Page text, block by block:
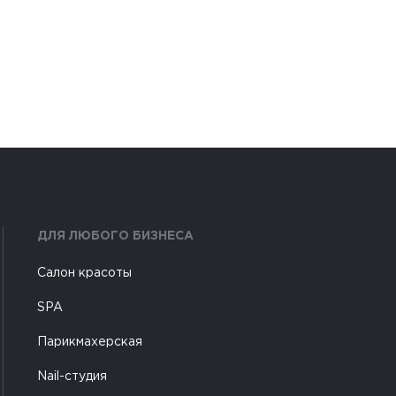
ДЛЯ ЛЮБОГО БИЗНЕСА
Салон красоты
SPA
Парикмахерская
Nail-студия